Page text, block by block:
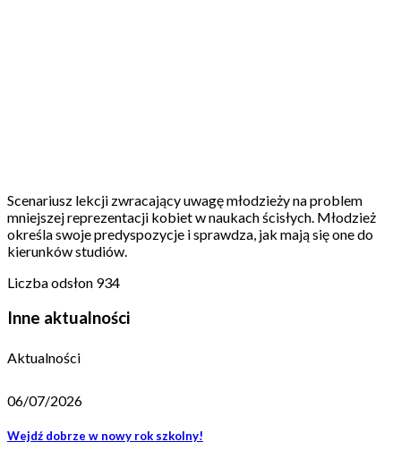
Scenariusz lekcji zwracający uwagę młodzieży na problem
mniejszej reprezentacji kobiet w naukach ścisłych. Młodzież
określa swoje predyspozycje i sprawdza, jak mają się one do
kierunków studiów.
Liczba odsłon 934
Inne aktualności
Aktualności
06/07/2026
Wejdź dobrze w nowy rok szkolny!